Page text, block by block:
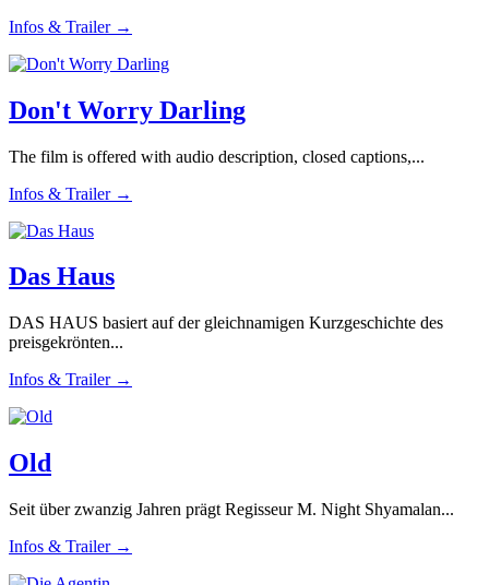
Infos & Trailer →
Don't Worry Darling
The film is offered with audio description, closed captions,...
Infos & Trailer →
Das Haus
DAS HAUS basiert auf der gleichnamigen Kurzgeschichte des
preisgekrönten...
Infos & Trailer →
Old
Seit über zwanzig Jahren prägt Regisseur M. Night Shyamalan...
Infos & Trailer →